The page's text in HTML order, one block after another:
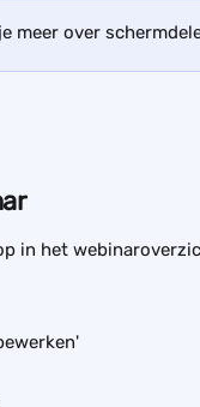
meer over
in het